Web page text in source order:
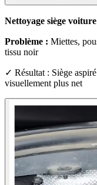
Nettoyage siège
Problème : Miettes,
tissu noir
✓ Résultat : Siège
visuellement plus net